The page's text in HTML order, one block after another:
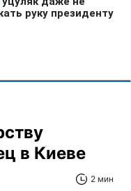
в Киеве
2 мин